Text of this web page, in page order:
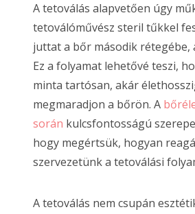
A tetoválás alapvetően úgy
tetoválóművész steril tűkkel
juttat a bőr második rétegébe,
Ez a folyamat lehetővé teszi,
minta tartósan, akár
megmaradjon a bőrön. A
során kulcsfontosságú
hogy megértsük, hogyan
szervezetünk a tetoválási
A tetoválás nem csupán